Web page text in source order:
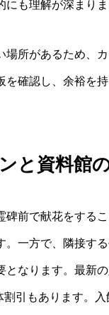
も理解が深まりま
所があるため、
確認し、余裕を
と資料館
前で献花をする
一方で、隣接す
なります。最新
引もあります。